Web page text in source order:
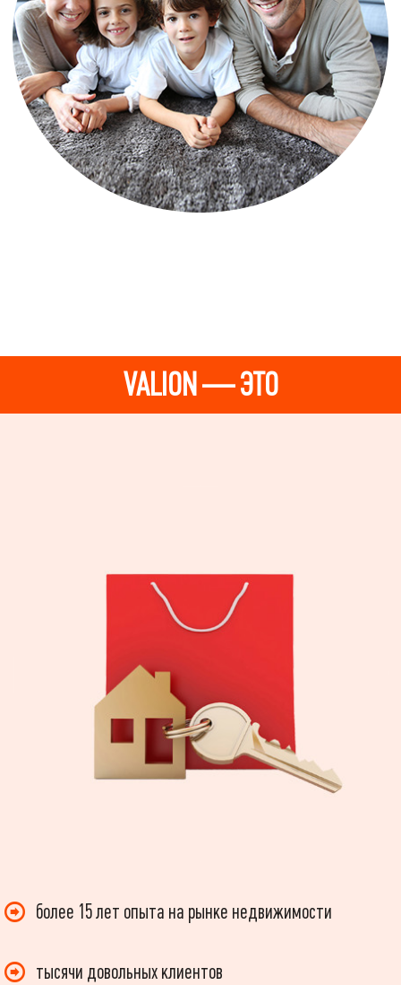
VALION — ЭТО
более 15 лет опыта на рынке недвижимости
тысячи довольных клиентов